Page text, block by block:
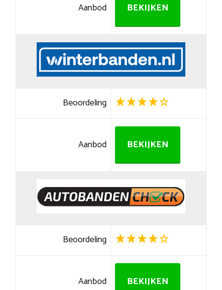
Aanbod BEKIJKEN
Beoordeling
Aanbod BEKIJKEN
Beoordeling
Aanbod BEKIJKEN